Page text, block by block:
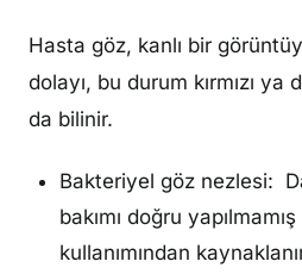
Hasta göz, kanlı bir
dolayı, bu durum kırmızı
da bilinir.
Bakteriyel göz nezlesi:
bakımı doğru
kullanımından